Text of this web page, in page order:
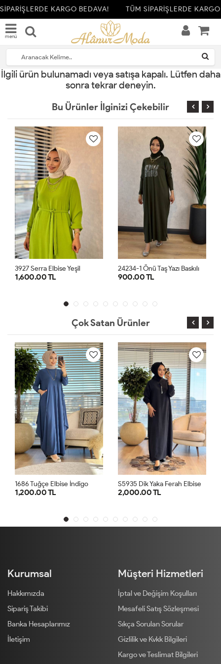
KARGO BEDAVA! TÜM SİPARİŞLERDE KARGO
menü
İlgili ürün bulunamadı veya satışa kapalı. Lütfen daha
sonra tekrar deneyin.
Bu Ürünler İlginizi Çekebilir
3927 Serra Elbise Yeşil
1,600.00 TL 900.00 TL
Çok Satan Ürünler
1686 Tuğçe Elbise İndigo
1,200.00 TL
S
5935 Dik Yaka Ferah Elbise Siyah
2,000.00 TL
Kurumsal
Hakkımızda
Sipariş Takibi
Banka Hesaplarımız
İletişim
Müşteri Hizmetleri
İptal ve Değişim Koşulları
Mesafeli Satış Sözleşmesi
Sıkça Sorulan Sorular
Gizlilik ve Kvkk Bilgileri
Kargo ve Teslimat Bilgileri